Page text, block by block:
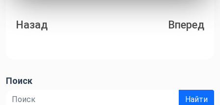
Навигация
Назад Вперед
Поиск
Найти